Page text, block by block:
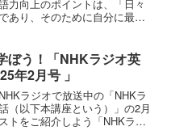
力向上のポイントは、「日々
あり、そのために自分に最適
つ、語彙の詳細な解説など工
面で英語の学び...
ぼう！「NHKラジオ英
年2月号 」
ラジオで放送中の「NHKラ
（以下本講座という）」の2月
トをご紹介しよう「NHKラジ